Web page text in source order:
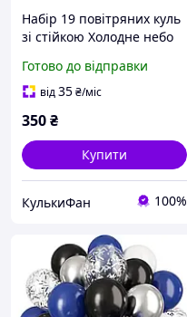
Набір 19 повітряних куль
зі стійкою Холодне небо
сріблом у хромі
Готово до відправки
від35₴/міс
350₴
Купити
КулькиФан 100%